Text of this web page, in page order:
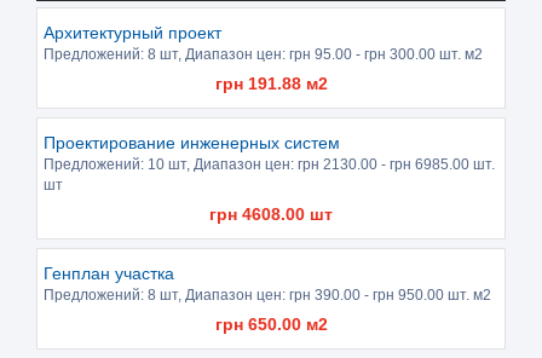
Архитектурный проект
Предложений: 8 шт, Диапазон цен: грн 95.00 - грн 300.00 шт. м2
грн 191.88м2
Проектирование инженерных систем
Предложений: 10 шт, Диапазон цен: грн 2130.00 - грн 6985.00 шт.
шт
грн 4608.00 шт
Генплан участка
Предложений: 8 шт, Диапазон цен: грн 390.00 - грн 950.00 шт. м2
грн 650.00м2